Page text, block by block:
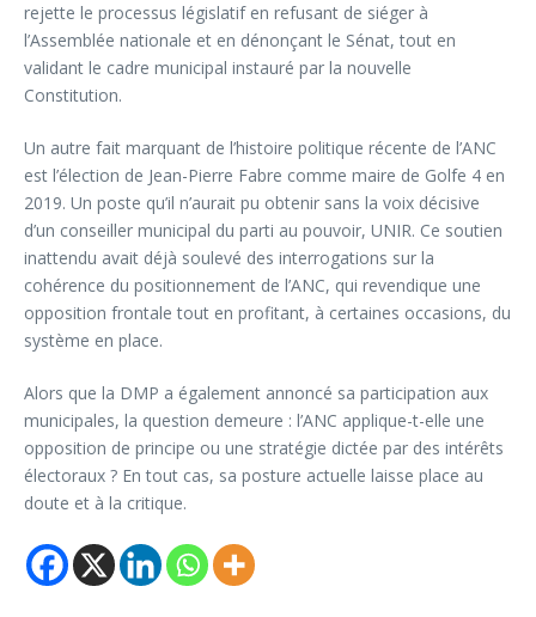
rejette le processus législatif en refusant de siéger à
l’Assemblée nationale et en dénonçant le Sénat, tout en
validant le cadre municipal instauré par la nouvelle
Constitution.
Un autre fait marquant de l’histoire politique récente de l’ANC
est l’élection de Jean-Pierre Fabre comme maire de Golfe 4 en
2019. Un poste qu’il n’aurait pu obtenir sans la voix décisive
d’un conseiller municipal du parti au pouvoir, UNIR. Ce soutien
inattendu avait déjà soulevé des interrogations sur la
cohérence du positionnement de l’ANC, qui revendique une
opposition frontale tout en profitant, à certaines occasions, du
système en place.
Alors que la DMP a également annoncé sa participation aux
municipales, la question demeure : l’ANC applique-t-elle une
opposition de principe ou une stratégie dictée par des intérêts
électoraux ? En tout cas, sa posture actuelle laisse place au
doute et à la critique.